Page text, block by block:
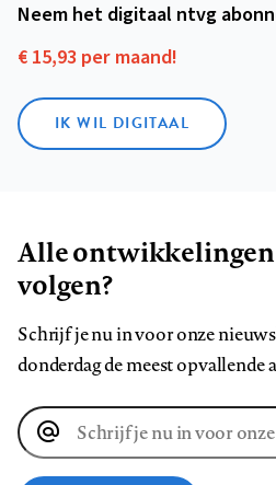
Neem het digitaal ntvg
€ 15,93 per maand!
IK WIL DIGITAAL
Alle ontwikkelingen
volgen?
Schrijf je nu in voor onze
donderdag de meest
E-
mailadres